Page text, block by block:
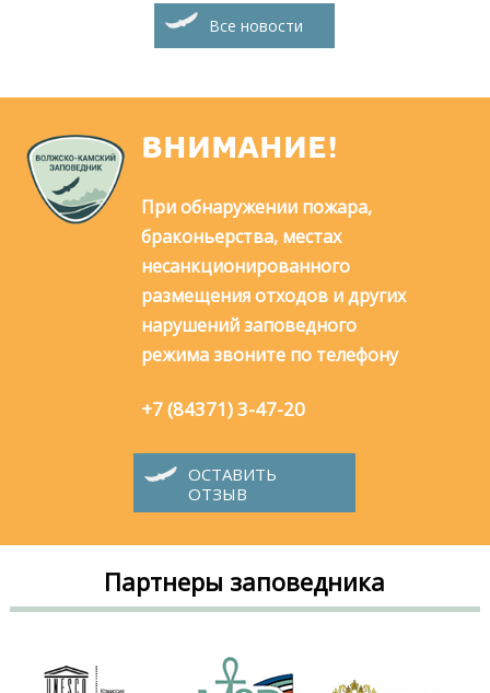
Все новости
ВНИМАНИЕ!
При обнаружении пожара,
браконьерства, местах
несанкционированного
размещения отходов и других
нарушений заповедного
режима звоните по телефону
+7 (84371) 3-47-20
ОСТАВИТЬ
ОТЗЫВ
Партнеры заповедника